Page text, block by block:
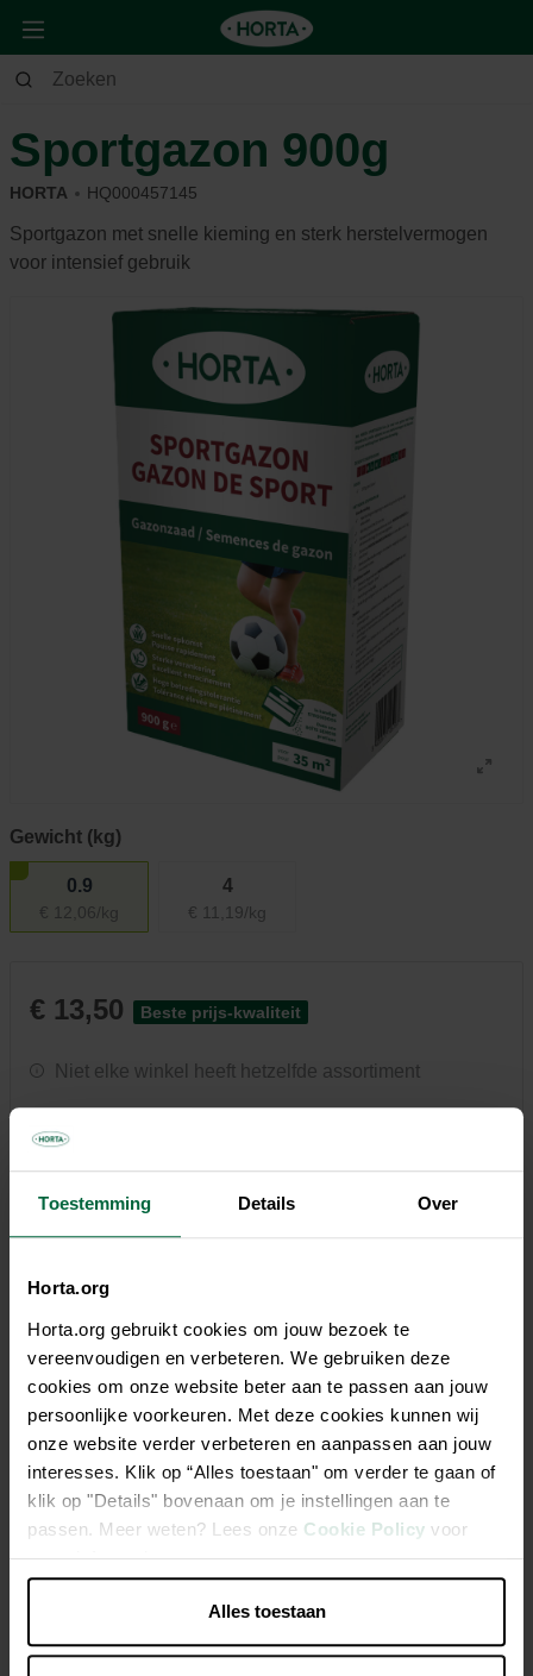
Toestemming Details Over
Horta.org
Horta.org gebruikt cookies om jouw bezoek te
vereenvoudigen en verbeteren. We gebruiken deze
cookies om onze website beter aan te passen aan jouw
persoonlijke voorkeuren. Met deze cookies kunnen wij
onze website verder verbeteren en aanpassen aan jouw
interesses. Klik op “Alles toestaan" om verder te gaan of
klik op "Details" bovenaan om je instellingen aan te
passen. Meer weten? Lees onze Cookie Policy voor
meer informatie.
Alles toestaan
Tuin Gazon
Sportgazon 900g
HORTA HQ000457145
Sportgazon met snelle kieming en sterk herstelvermogen
voor intensief gebruik
Gewicht (kg)
0.9
€ 12,06/kg
4
€ 11,19/kg
€ 13,50 Beste prijs-kwaliteit
Niet elke winkel heeft hetzelfde assortiment
Horta Sportgazon is een hoogwaardig graszaadmengsel dat
worden. Dankzij de snelle kieming en sterke verankering
ontwikkelt het gras zich snel tot een dichte en robuuste
grasmat. De grasmat blijft mooi vol, zelfs bij intensieve
betreding, en herstelt zich snel na belasting. Door de snelle
dichtgroei krijgen onkruiden minder kans. Ideaal voor
speelgazons, sportieve tuinen en alle zones waar het gras
tegen een stootje moet kunnen. Geschikt voor alle
grondsoorten.
Snelle kieming voor een vlotte start
Sterk herstelvermogen na intensief gebruik